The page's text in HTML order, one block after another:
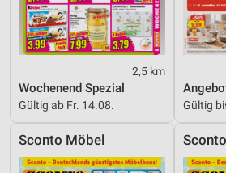
2,5 km
Wochenend Spezial
Gültig ab Fr. 14.08. Gültig
Sconto Möbel